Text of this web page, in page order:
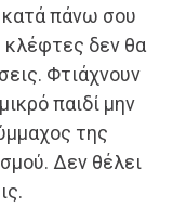
κατά πάνω σου
κλέφτες δεν θα
Φτιάχνουν
παιδί μην
της
Δεν θέλει